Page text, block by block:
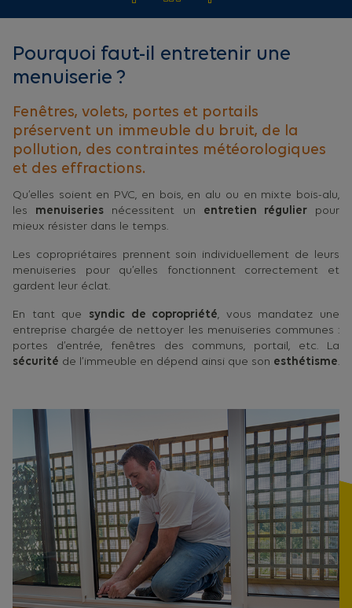
Pourquoi faut-il entretenir une
menuiserie ?
Fenêtres, volets, portes et portails
préservent un immeuble du bruit, de la
pollution, des contraintes météorologiques
et des effractions.
Qu’elles soient en PVC, en bois, en alu ou en mixte bois-alu,
les menuiseries nécessitent un entretien régulierpour
mieux résister dans le temps.
Les copropriétaires prennent soin individuellement de leurs
menuiseries pour qu’elles fonctionnent correctement et
gardent leur éclat.
En tant que syndic de copropriété, vous mandatez une
entreprise chargée de nettoyer les menuiseries communes :
portes d’entrée, fenêtres des communs, portail, etc. La
sécurité de l’immeuble en dépend ainsi que son esthétisme.